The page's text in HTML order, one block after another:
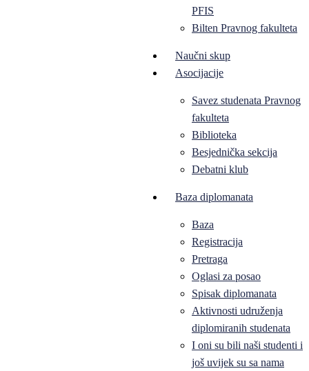
PFIS
Bilten Pravnog fakulteta
Naučni skup
Asocijacije
Savez studenata Pravnog
fakulteta
Biblioteka
Besjednička sekcija
Debatni klub
Baza diplomanata
Baza
Registracija
Pretraga
Oglasi za posao
Spisak diplomanata
Aktivnosti udruženja
diplomiranih studenata
I oni su bili naši studenti i
još uvijek su sa nama